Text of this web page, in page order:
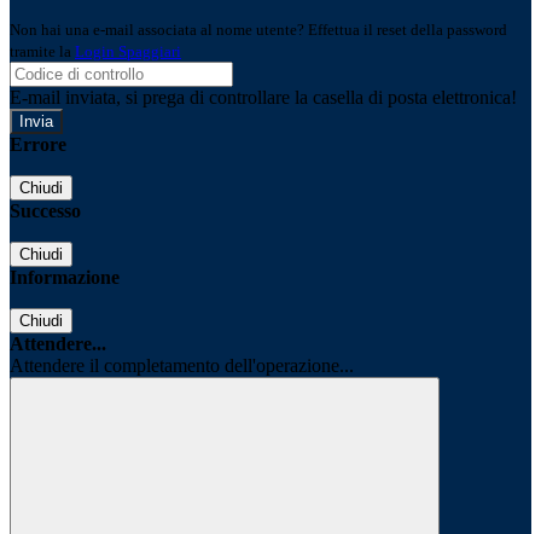
Non hai una e-mail associata al nome utente? Effettua il reset della password
tramite la Login Spaggiari
E-mail inviata, si prega di controllare la casella di posta elettronica!
Errore
Chiudi
Successo
Chiudi
Informazione
Chiudi
Attendere...
Attendere il completamento dell'operazione...